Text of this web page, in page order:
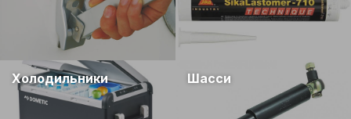
Холодильники Шасси